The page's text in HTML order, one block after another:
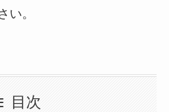
い。
目次